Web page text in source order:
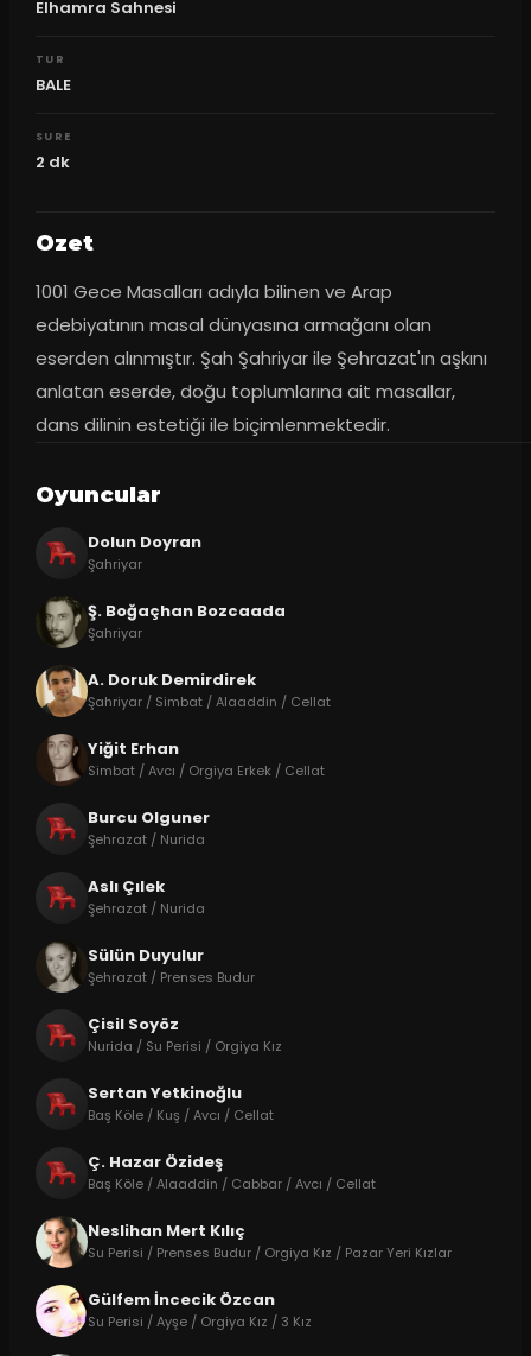
Elhamra Sahnesi
TUR
BALE
SURE
2 dk
Ozet
1001 Gece Masalları adıyla bilinen ve Arap
edebiyatının masal dünyasına armağanı olan
eserden alınmıştır. Şah Şahriyar ile Şehrazat'ın aşkını
anlatan eserde, doğu toplumlarına ait masallar,
dans dilinin estetiği ile biçimlenmektedir.
Oyuncular
Dolun Doyran
Şahriyar
Ş. Boğaçhan Bozcaada
Şahriyar
A. Doruk Demirdirek
Şahriyar / Simbat / Alaaddin / Cellat
Yiğit Erhan
Simbat / Avcı / Orgiya Erkek / Cellat
Burcu Olguner
Şehrazat / Nurida
Aslı Çılek
Şehrazat / Nurida
Sülün Duyulur
Şehrazat / Prenses Budur
Çisil Soyöz
Nurida / Su Perisi / Orgiya Kız
Sertan Yetkinoğlu
Baş Köle / Kuş / Avcı / Cellat
Ç. Hazar Özideş
Baş Köle / Alaaddin / Cabbar / Avcı / Cellat
Neslihan Mert Kılıç
Su Perisi / Prenses Budur / Orgiya Kız / Pazar Yeri Kızlar
Gülfem İncecik Özcan
Su Perisi / Ayşe / Orgiya Kız / 3 Kız